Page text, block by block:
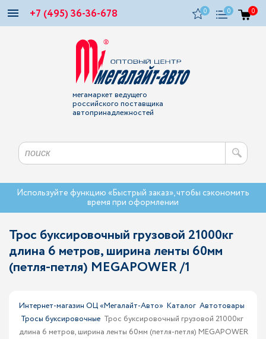
+7 (495) 36-36-678 0 0 0
мегамаркет ведущего
российского поставщика
автопринадлежностей
Используйте функцию «Быстрый заказ», чтобы сэкономить
время при оформлении
Трос буксировочный грузовой 21000кг
длина 6 метров, ширина ленты 60мм
(петля-петля) MEGAPOWER /1
Интернет-магазин ОЦ «Мегалайт-Авто» Каталог Автотовары
Тросы буксировочные Трос буксировочный грузовой 21000кг
длина 6 метров, ширина ленты 60мм (петля-петля) MEGAPOWER